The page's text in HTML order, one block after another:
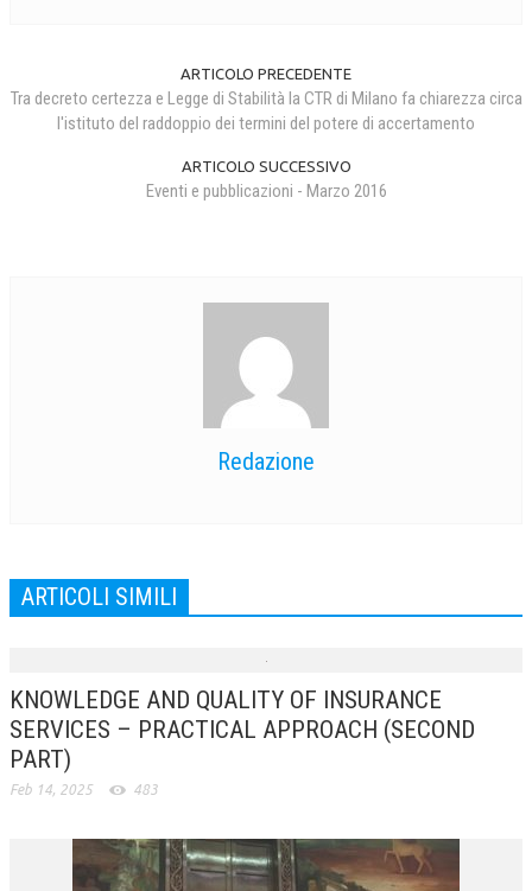
ARTICOLO PRECEDENTE
Tra decreto certezza e Legge di Stabilità la CTR di Milano fa chiarezza circa
l'istituto del raddoppio dei termini del potere di accertamento
ARTICOLO SUCCESSIVO
Eventi e pubblicazioni - Marzo 2016
Redazione
ARTICOLI SIMILI
KNOWLEDGE AND QUALITY OF INSURANCE
SERVICES – PRACTICAL APPROACH (SECOND
PART)
Feb 14, 2025 483